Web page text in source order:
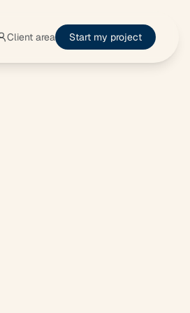
Client area Start my project